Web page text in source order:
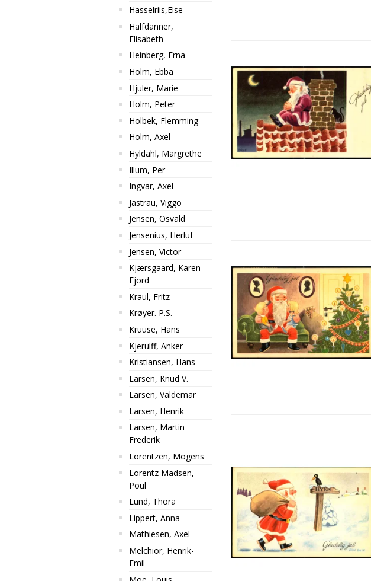
Hasselriis,Else
Halfdanner,
Elisabeth
Heinberg, Erna
Holm, Ebba
Hjuler, Marie
Holm, Peter
Holbek, Flemming
Holm, Axel
Hyldahl, Margrethe
Illum, Per
Ingvar, Axel
Jastrau, Viggo
Jensen, Osvald
Jensenius, Herluf
Jensen, Victor
Kjærsgaard, Karen
Fjord
Kraul, Fritz
Krøyer. P.S.
Kruuse, Hans
Kjerulff, Anker
Kristiansen, Hans
Larsen, Knud V.
Larsen, Valdemar
Larsen, Henrik
Larsen, Martin
Frederik
Lorentzen, Mogens
Lorentz Madsen,
Poul
Lund, Thora
Lippert, Anna
Mathiesen, Axel
Melchior, Henrik-
Emil